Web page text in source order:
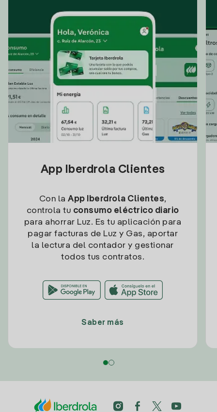
App Iberdrola Clientes
Con la App Iberdrola Clientes,
controla tu consumo eléctrico diario
para ahorrar Luz. Es tu aplicación para
pagar facturas de Luz y Gas, aportar
la lectura del contador y gestionar
todos tus contratos.
Saber más